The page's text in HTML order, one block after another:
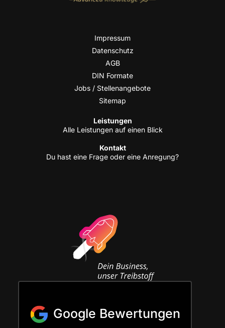
Impres­sum
Daten­schutz
AGB
DIN For­ma­te
Jobs / Stellenangebote
Site­map
Leis­tun­gen
Alle Leis­tun­gen auf einen Blick
Kon­takt
Du hast eine Fra­ge oder eine Anregung?
Google Bewertungen